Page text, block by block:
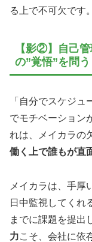
る上で不可欠です。
【影②】自己
の”覚悟”を問
「自分でスケジ
でモチベーション
れは、メイカラの
働く上で誰もが直
メイカラは、手厚
日中監視してくれ
までに課題を提出
力こそ、会社に依